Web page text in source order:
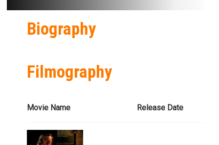
Biography
Filmography
Movie Name Release Date